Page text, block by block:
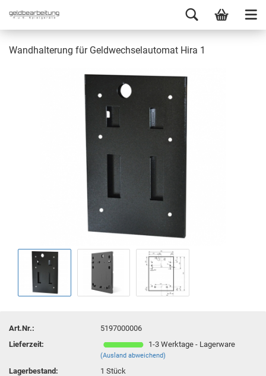
Wandhalterung für Geldwechselautomat Hira 1
Art.Nr.:
5197000006
Lieferzeit:
1-3 Werktage - Lagerware
(Ausland abweichend)
Lagerbestand: 1Stück